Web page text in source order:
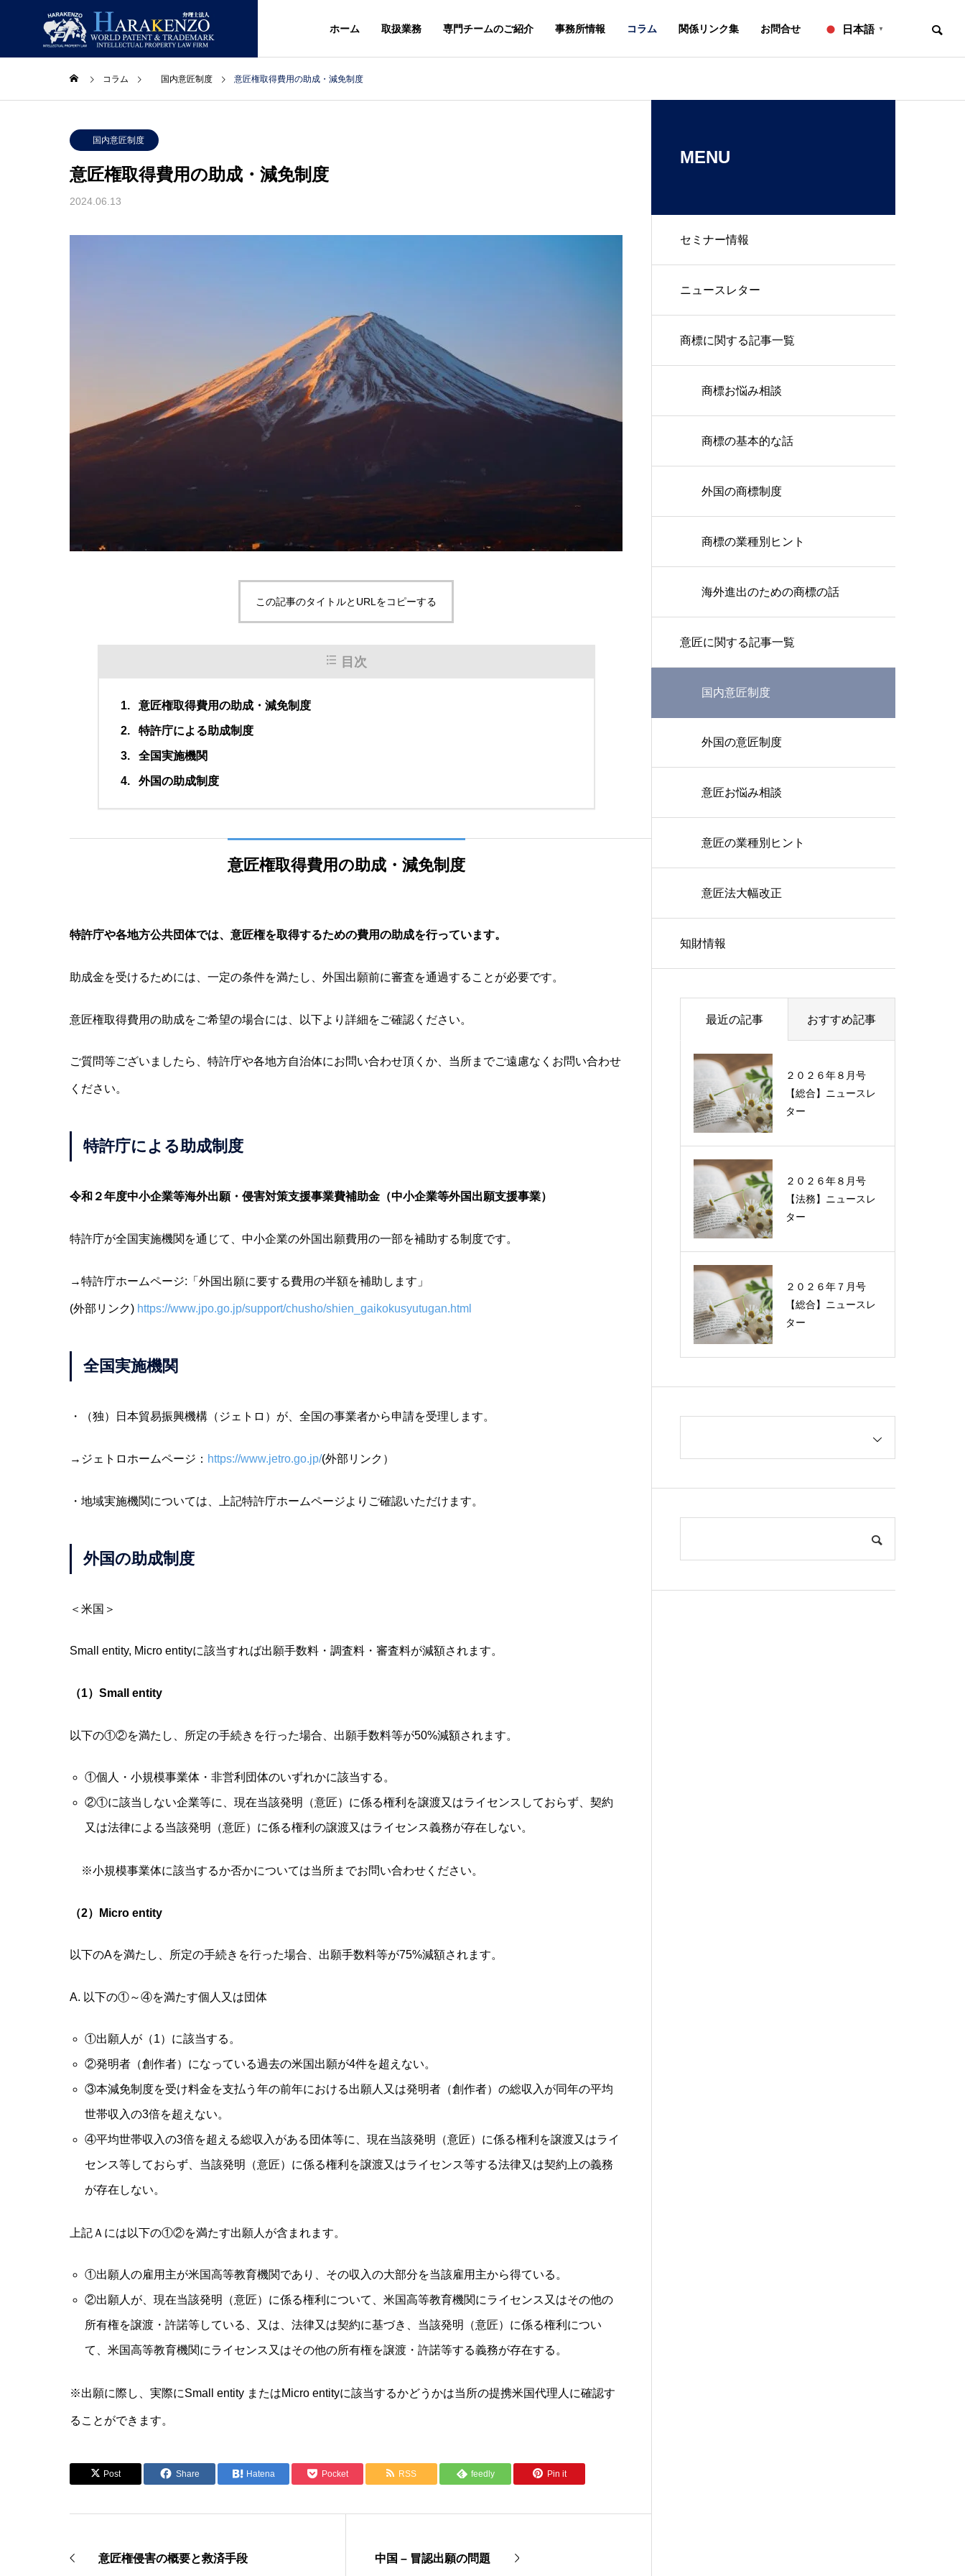
ホーム 取扱業務 専門チームのご紹介 事務所情報 コラム 関係リンク集 お問合せ 日本語 ▼
取扱業務
事務所情報
事務所概要
コラム
コラム 国内意匠制度 意匠権取得費用の助成・減免制度
国内意匠制度
意匠権取得費用の助成・減免制度
2024.06.13
この記事のタイトルとURLをコピーする
目次
意匠権取得費用の助成・減免制度
特許庁による助成制度
全国実施機関
外国の助成制度
意匠権取得費用の助成・減免制度
特許庁や各地方公共団体では、意匠権を取得するための費用の助成を行っています。
助成金を受けるためには、一定の条件を満たし、外国出願前に審査を通過することが必要です。
意匠権取得費用の助成をご希望の場合には、以下より詳細をご確認ください。
ご質問等ございましたら、特許庁や各地方自治体にお問い合わせ頂くか、当所までご遠慮なくお問い合わせ
ください。
特許庁による助成制度
令和２年度中小企業等海外出願・侵害対策支援事業費補助金（中小企業等外国出願支援事業）
特許庁が全国実施機関を通じて、中小企業の外国出願費用の一部を補助する制度です。
→特許庁ホームページ:「外国出願に要する費用の半額を補助します」
(外部リンク) https://www.jpo.go.jp/support/chusho/shien_gaikokusyutugan.html
全国実施機関
・（独）日本貿易振興機構（ジェトロ）が、全国の事業者から申請を受理します。
→ジェトロホームページ： https://www.jetro.go.jp/(外部リンク）
・地域実施機関については、上記特許庁ホームページよりご確認いただけます。
外国の助成制度
＜米国＞
Small entity, Micro entityに該当すれば出願手数料・調査料・審査料が減額されます。
（1）Small entity
以下の①②を満たし、所定の手続きを行った場合、出願手数料等が50%減額されます。
①個人・小規模事業体・非営利団体のいずれかに該当する。
②①に該当しない企業等に、現在当該発明（意匠）に係る権利を譲渡又はライセンスしておらず、契約
又は法律による当該発明（意匠）に係る権利の譲渡又はライセンス義務が存在しない。
※小規模事業体に該当するか否かについては当所までお問い合わせください。
（2）Micro entity
以下のAを満たし、所定の手続きを行った場合、出願手数料等が75%減額されます。
A. 以下の①～④を満たす個人又は団体
①出願人が（1）に該当する。
②発明者（創作者）になっている過去の米国出願が4件を超えない。
③本減免制度を受け料金を支払う年の前年における出願人又は発明者（創作者）の総収入が同年の平均
世帯収入の3倍を超えない。
④平均世帯収入の3倍を超える総収入がある団体等に、現在当該発明（意匠）に係る権利を譲渡又はライ
センス等しておらず、当該発明（意匠）に係る権利を譲渡又はライセンス等する法律又は契約上の義務
が存在しない。
上記Ａには以下の①②を満たす出願人が含まれます。
①出願人の雇用主が米国高等教育機関であり、その収入の大部分を当該雇用主から得ている。
②出願人が、現在当該発明（意匠）に係る権利について、米国高等教育機関にライセンス又はその他の
所有権を譲渡・許諾等している、又は、法律又は契約に基づき、当該発明（意匠）に係る権利につい
て、米国高等教育機関にライセンス又はその他の所有権を譲渡・許諾等する義務が存在する。
※出願に際し、実際にSmall entity またはMicro entityに該当するかどうかは当所の提携米国代理人に確認す
ることができます。
Post Share Hatena Pocket RSS feedly Pin it
意匠権侵害の概要と救済手段 中国 – 冒認出願の問題
MENU
セミナー情報
ニュースレター
商標に関する記事一覧
商標お悩み相談
商標の基本的な話
外国の商標制度
商標の業種別ヒント
海外進出のための商標の話
意匠に関する記事一覧
国内意匠制度
外国の意匠制度
意匠お悩み相談
意匠の業種別ヒント
意匠法大幅改正
知財情報
最近の記事 おすすめ記事
２０２６年８月号
【総合】ニュースレ
ター
２０２６年８月号
【法務】ニュースレ
ター
２０２６年７月号
【総合】ニュースレ
ター
過去に配信したニュ
ースレターの一覧